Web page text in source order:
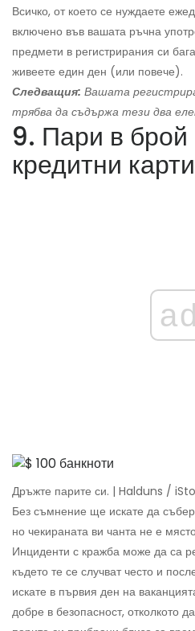
Всичко, от което се нуждаете
включено във вашата ръчна
предмети в регистрирания си
живеете един ден (или повече).
Следващия: Вашата
трябва да съдържа тези два
9. Пари в брой
кредитни карти
ad
Дръжте парите си. | Halduns /
Без съмнение ще искате да
но чекираната ви чанта не е
Инциденти с кражба може да са
където те се случват често и
искате в първия ден на
добре в безопасност, отколкото